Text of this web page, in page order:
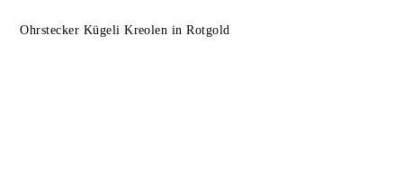
Ohrstecker Kügeli Kreolen in Rotgold